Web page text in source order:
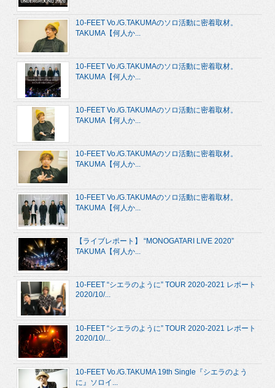
10-FEET Vo./G.TAKUMAのソロ活動に密着取材。
TAKUMA【何人か...
10-FEET Vo./G.TAKUMAのソロ活動に密着取材。
TAKUMA【何人か...
10-FEET Vo./G.TAKUMAのソロ活動に密着取材。
TAKUMA【何人か...
10-FEET Vo./G.TAKUMAのソロ活動に密着取材。
TAKUMA【何人か...
10-FEET Vo./G.TAKUMAのソロ活動に密着取材。
TAKUMA【何人か...
【ライブレポート】 “MONOGATARI LIVE 2020”
TAKUMA【何人か...
10-FEET “シエラのように” TOUR 2020-2021 レポート
2020/10/...
10-FEET “シエラのように” TOUR 2020-2021 レポート
2020/10/...
10-FEET Vo./G.TAKUMA 19th Single『シエラのよう
に』ソロイ...